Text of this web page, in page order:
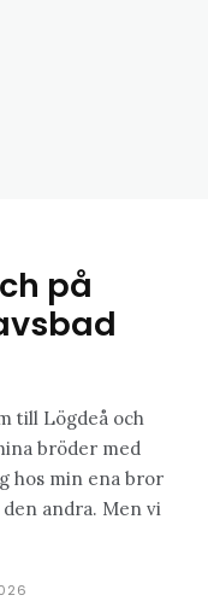
på
till Lögdeå och
bröder med
hos min ena bror
andra. Men vi